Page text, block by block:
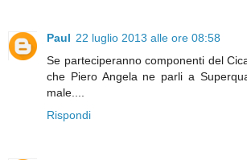
Paul 22 luglio 2013 alle ore 08:58
Se parteciperanno componenti del
che Piero Angela ne parli a
male....
Rispondi